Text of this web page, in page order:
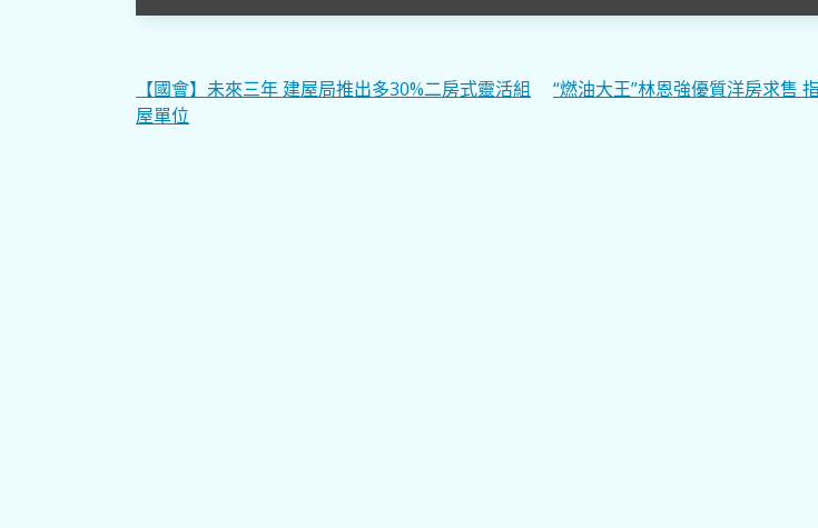
文
章
【國會】未來三年 建屋局推出多30%二房式靈活組
屋單位
“燃油大王”林恩強優質洋房求售